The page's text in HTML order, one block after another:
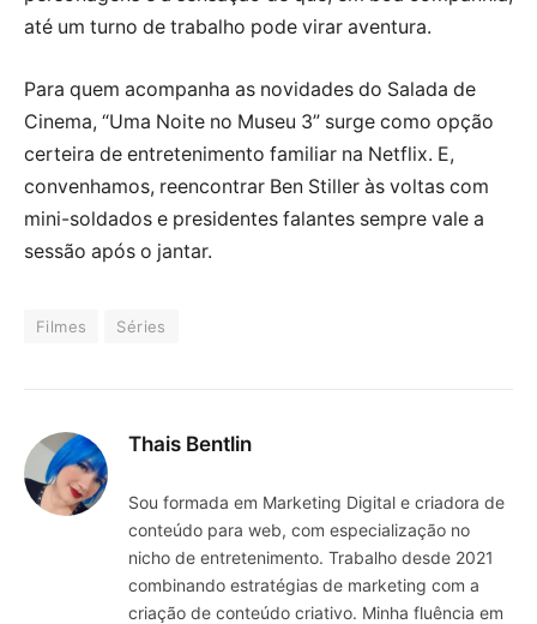
até um turno de trabalho pode virar aventura.
Para quem acompanha as novidades do Salada de
Cinema, “Uma Noite no Museu 3” surge como opção
certeira de entretenimento familiar na Netflix. E,
convenhamos, reencontrar Ben Stiller às voltas com
mini-soldados e presidentes falantes sempre vale a
sessão após o jantar.
Filmes Séries
Thais Bentlin
Sou formada em Marketing Digital e criadora de
conteúdo para web, com especialização no
nicho de entretenimento. Trabalho desde 2021
combinando estratégias de marketing com a
criação de conteúdo criativo. Minha fluência em